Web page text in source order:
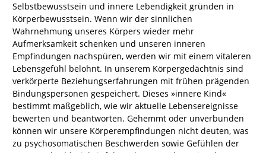
Selbstbewusstsein und innere Lebendigkeit gründen in
Körperbewusstsein. Wenn wir der sinnlichen
Wahrnehmung unseres Körpers wieder mehr
Aufmerksamkeit schenken und unseren inneren
Empfindungen nachspüren, werden wir mit einem vitaleren
Lebensgefühl belohnt. In unserem Körpergedächtnis sind
verkörperte Beziehungserfahrungen mit frühen prägenden
Bindungspersonen gespeichert. Dieses »innere Kind«
bestimmt maßgeblich, wie wir aktuelle Lebensereignisse
bewerten und beantworten. Gehemmt oder unverbunden
können wir unsere Körperempfindungen nicht deuten, was
zu psychosomatischen Beschwerden sowie Gefühlen der